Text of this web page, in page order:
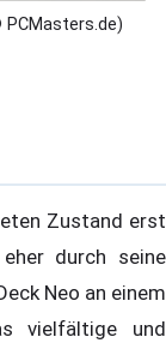
Zustand erst
durch seine
Neo an einem
vielfältige und